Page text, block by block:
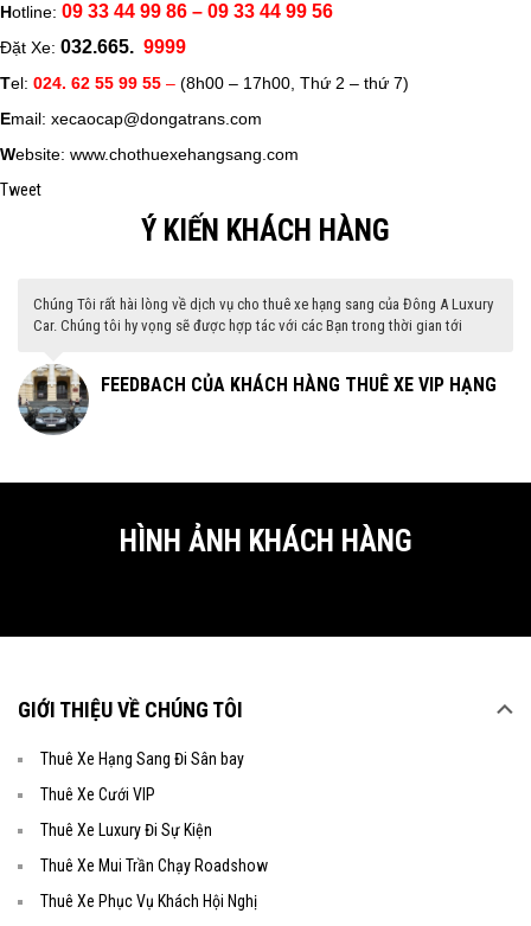
Hotline: 09 33 44 99 86 – 09 33 44 99 56
Đặt Xe: 032.665. 9999
Tel: 024. 62 55 99 55 – (8h00 – 17h00, Thứ 2 – thứ 7)
Email: xecaocap@dongatrans.com
Website: www.chothuexehangsang.com
Tweet
Ý KIẾN KHÁCH HÀNG
Chúng Tôi rất hài lòng về dịch vụ cho thuê xe hạng sang của Đông A Luxury
Car. Chúng tôi hy vọng sẽ được hợp tác với các Bạn trong thời gian tới
FEEDBACH CỦA KHÁCH HÀNG THUÊ XE VIP HẠNG
HÌNH ẢNH KHÁCH HÀNG
GIỚI THIỆU VỀ CHÚNG TÔI
Thuê Xe Hạng Sang Đi Sân bay
Thuê Xe Cưới VIP
Thuê Xe Luxury Đi Sự Kiện
Thuê Xe Mui Trần Chạy Roadshow
Thuê Xe Phục Vụ Khách Hội Nghị